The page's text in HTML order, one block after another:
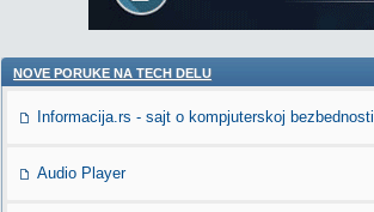
NOVE PORUKE NA TECH DELU
Informacija.rs - sajt o kompjuterskoj bezbednosti
Audio Player